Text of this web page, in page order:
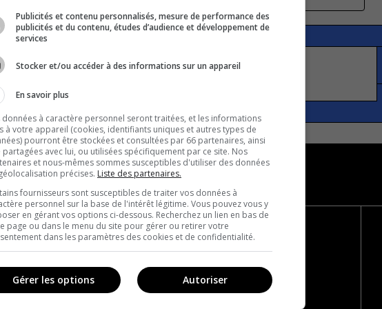
Pop culture
Gastronomie
Arts visuels
Publicités et contenu personnalisés, mesure de performance des
publicités et du contenu, études d’audience et développement de
services
Stocker et/ou accéder à des informations sur un appareil
En savoir plus
données à caractère personnel seront traitées, et les informations
à votre appareil (cookies, identifiants uniques et autres types de
pourront être stockées et consultées par 66 partenaires, ainsi
partagées avec lui, ou utilisées spécifiquement par ce site. Nos
et nous-mêmes sommes susceptibles d'utiliser des données
précises. Liste des partenaires.
fournisseurs sont susceptibles de traiter vos données à
personnel sur la base de l'intérêt légitime. Vous pouvez vous y
en gérant vos options ci-dessous. Recherchez un lien en bas de
page ou dans le menu du site pour gérer ou retirer votre
dans les paramètres des cookies et de confidentialité.
Autoriser
Gérer les options